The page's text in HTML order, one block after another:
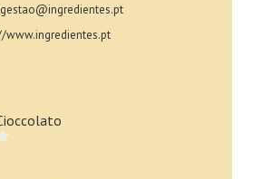
gestao@ingredientes.pt
www.ingredientes.pt